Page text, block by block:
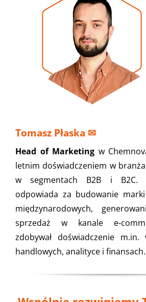
Tomasz Płaska ✉
Head of Marketing w
letnim doświadczeniem w
w segmentach B2B i B2C.
odpowiada za budowanie
międzynarodowych,
sprzedaż w kanale e-
zdobywał doświadczenie
handlowych, analityce i finansach.